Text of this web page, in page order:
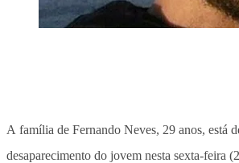
A família de Fernando Neves, 29 anos, está
desaparecimento do jovem nesta sexta-feira